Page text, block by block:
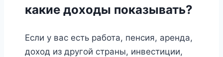
какие доходы показывать?
Если у вас есть работа, пенсия, аренда,
доход из другой страны, инвестиции,